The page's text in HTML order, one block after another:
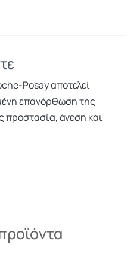
Posay αποτελεί
επανόρθωση της
προστασία, άνεση και